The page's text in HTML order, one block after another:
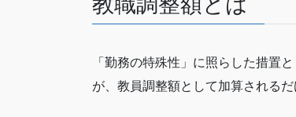
「勤務の特殊性」に照らした措置
が、教員調整額として加算されるだ